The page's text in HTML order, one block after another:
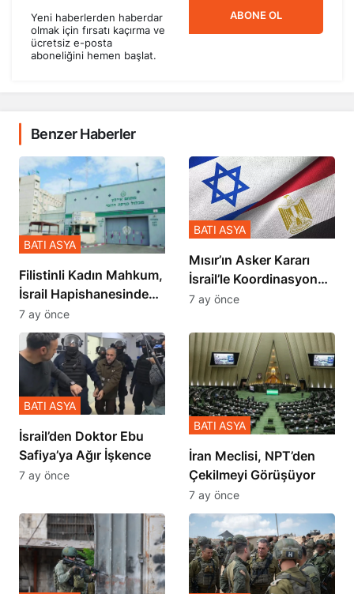
Yeni haberlerden haberdar
olmak için fırsatı kaçırma ve
ücretsiz e-posta
aboneliğini hemen başlat.
ABONE OL
Benzer Haberler
Filistinli Kadın Mahkum,
İsrail Hapishanesindeki
Zulmü Anlattı
BATI ASYA
7 ay önce
Mısır’ın Asker Kararı
İsrail’le Koordinasyon
İçinde Gerçekleşmiş
BATI ASYA
7 ay önce
İsrail’den Doktor Ebu
Safiya’ya Ağır İşkence
BATI ASYA
7 ay önce
İran Meclisi, NPT’den
Çekilmeyi Görüşüyor
BATI ASYA
7 ay önce